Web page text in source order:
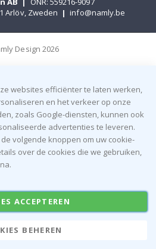
Arlöv, Zweden | info@namly.be
Design 2026
websites efficiënter te laten werken,
en het verkeer op onze
zoals Google-diensten, kunnen ook
advertenties te leveren.
volgende knoppen om uw cookie-
over de cookies die we gebruiken,
ACCEPTEREN
BEHEREN